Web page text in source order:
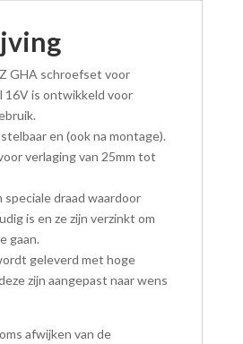
GHA schroefset voor
16V is ontwikkeld voor
en (ook na montage).
verlaging van 25mm tot
draad waardoor
is en ze zijn verzinkt om
gaan.
geleverd met hoge
zijn aangepast naar wens
afwijken van de